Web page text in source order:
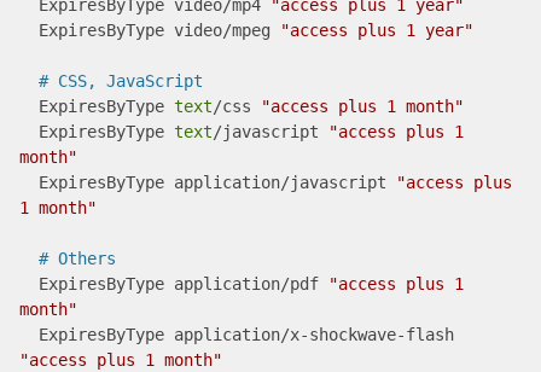
  ExpiresByType video/mp4
"access plus 1 year"
  ExpiresByType video/mpeg
"access plus 1 year"
# CSS, JavaScript
  ExpiresByType
text/css
"access plus 1 month"
  ExpiresByType
text/javascript
"access plus 1
month"
  ExpiresByType application/javascript
"access plus
1 month"
# Others
  ExpiresByType application/pdf
"access plus 1
month"
"access plus 1 month"